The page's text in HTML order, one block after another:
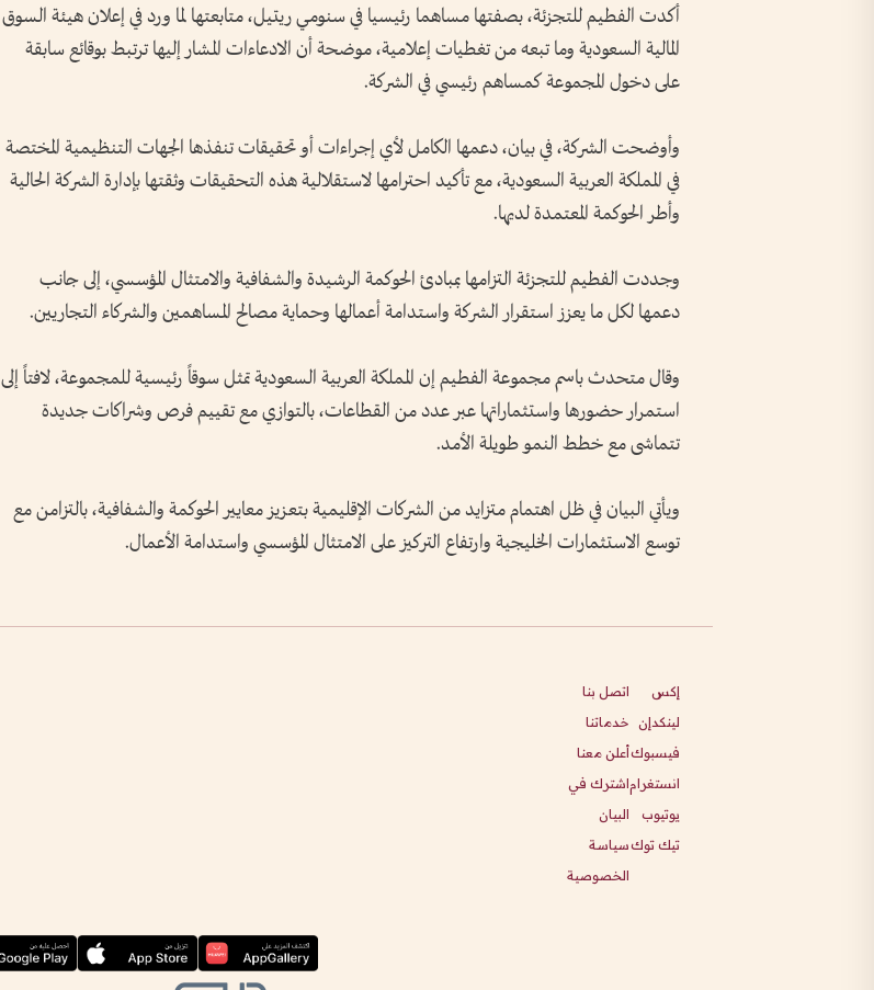
أكدت الفطيم للتجزئة، بصفتها مساهما رئيسيا في سنومي ريتيل، متابعتها لما ورد في إعلان هيئة السوق
المالية السعودية وما تبعه من تغطيات إعلامية، موضحة أن الادعاءات المشار إليها ترتبط بوقائع سابقة
على دخول المجموعة كمساهم رئيسي في الشركة.
وأوضحت الشركة، في بيان، دعمها الكامل لأي إجراءات أو تحقيقات تنفذها الجهات التنظيمية المختصة
في المملكة العربية السعودية، مع تأكيد احترامها لاستقلالية هذه التحقيقات وثقتها بإدارة الشركة الحالية
وأطر الحوكمة المعتمدة لديها.
وجددت الفطيم للتجزئة التزامها بمبادئ الحوكمة الرشيدة والشفافية والامتثال المؤسسي، إلى جانب
دعمها لكل ما يعزز استقرار الشركة واستدامة أعمالها وحماية مصالح المساهمين والشركاء التجاريين.
وقال متحدث باسم مجموعة الفطيم إن المملكة العربية السعودية تمثل سوقاً رئيسية للمجموعة، لافتاً إلى
استمرار حضورها واستثماراتها عبر عدد من القطاعات، بالتوازي مع تقييم فرص وشراكات جديدة
تتماشى مع خطط النمو طويلة الأمد.
ويأتي البيان في ظل اهتمام متزايد من الشركات الإقليمية بتعزيز معايير الحوكمة والشفافية، بالتزامن مع
توسع الاستثمارات الخليجية وارتفاع التركيز على الامتثال المؤسسي واستدامة الأعمال.
إكس
لينكدإن
فيسبوك
انستغرام
يوتيوب
تيك توك
اتصل بنا
خدماتنا
أعلن معنا
اشترك في
البيان
سياسة
الخصوصية